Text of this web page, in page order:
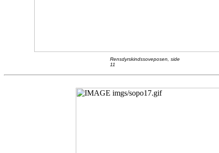
Rensdyrskindssoveposen, side
11